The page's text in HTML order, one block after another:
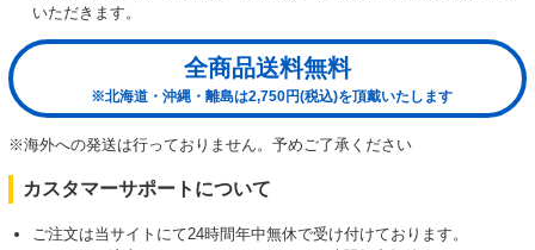
いただきます。
全商品送料無料
※北海道・沖縄・離島は2,750円(税込)を頂戴いたします
※海外への発送は行っておりません。予めご了承ください
カスタマーサポートについて
ご注文は当サイトにて24時間年中無休で受け付けております。